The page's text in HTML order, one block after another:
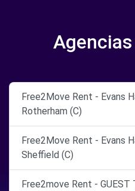
Free2Move Rent - Evans
Rotherham (C)
Free2Move Rent - Evans
Sheffield (C)
Free2move Rent - GUEST